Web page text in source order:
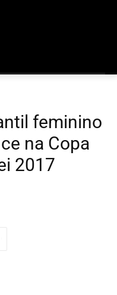
feminino
na Copa
2017